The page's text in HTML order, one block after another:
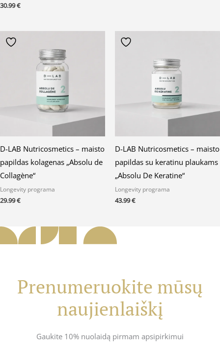
30.99€
D-LAB Nutricosmetics – maisto
papildas kolagenas „Absolu de
Collagène“
Longevity programa
29.99€
D-LAB Nutricosmetics – maisto
papildas su keratinu plaukams
„Absolu De Keratine“
Longevity programa
43.99€
Prenumeruokite mūsų
naujienlaiškį
Gaukite 10% nuolaidą pirmam apsipirkimui